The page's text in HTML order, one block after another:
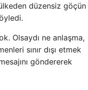
düzensiz göçün
Olsaydı ne anlaşma,
sınır dışı etmek
göndererek